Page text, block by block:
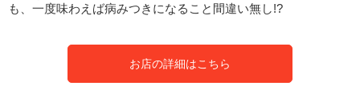
も、一度味わえば病みつきになること間違い無し!?
お店の詳細はこちら